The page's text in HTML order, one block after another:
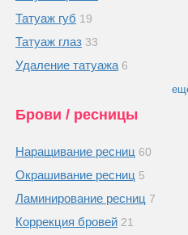
Татуаж губ 19
Татуаж глаз 33
Удаление татуажа 6
Брови / ресницы
Наращивание ресниц 60
Окрашивание ресниц 5
Ламинирование ресниц 7
Коррекция бровей 21